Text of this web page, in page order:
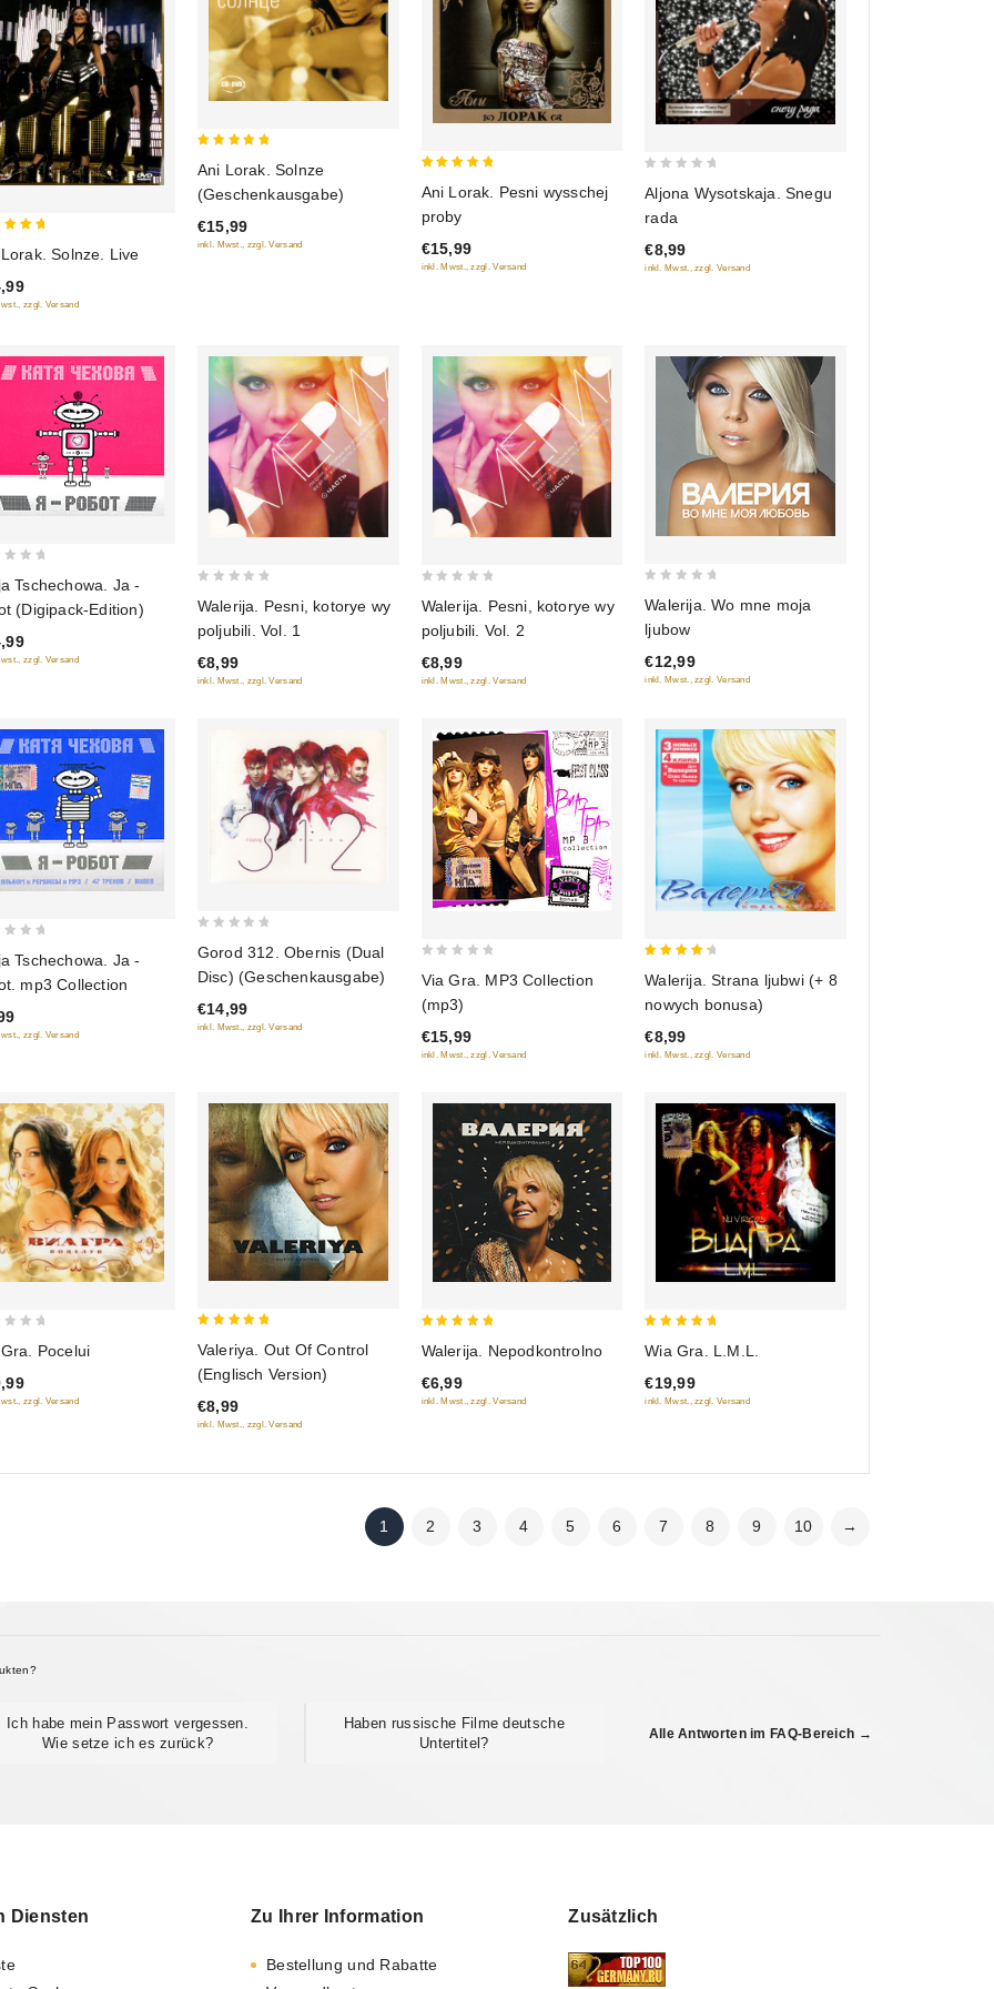
Solnze. Live
zzgl. Versand
Ani Lorak. Solnze
(Geschenkausgabe)
€15,99
inkl. Mwst., zzgl. Versand
Ani Lorak. Pesni wysschej
proby
€15,99
inkl. Mwst., zzgl. Versand
out
of
5
Aljona Wysotskaja. Snegu
rada
€8,99
inkl. Mwst., zzgl. Versand
Tschechowa. Ja -
(Digipack-Edition)
zzgl. Versand
of
5
Walerija. Pesni, kotorye wy
poljubili. Vol. 1
€8,99
inkl. Mwst., zzgl. Versand
of
5
Walerija. Pesni, kotorye wy
poljubili. Vol. 2
€8,99
inkl. Mwst., zzgl. Versand
of
5
Walerija. Wo mne moja
ljubow
€12,99
inkl. Mwst., zzgl. Versand
Tschechowa. Ja -
mp3 Collection
zzgl. Versand
of
5
Gorod 312. Obernis (Dual
Disc) (Geschenkausgabe)
€14,99
inkl. Mwst., zzgl. Versand
of
5
Via Gra. MP3 Collection
(mp3)
€15,99
inkl. Mwst., zzgl. Versand
out of 5
Walerija. Strana ljubwi (+ 8
nowych bonusa)
€8,99
inkl. Mwst., zzgl. Versand
Pocelui
zzgl. Versand
out of 5
Valeriya. Out Of Control
(Englisch Version)
€8,99
inkl. Mwst., zzgl. Versand
out of 5
Walerija. Nepodkontrolno
€6,99
inkl. Mwst., zzgl. Versand
Wia Gra. L.M.L.
€19,99
inkl. Mwst., zzgl. Versand
1 2 3 4 5 6 7 8 9 10 →
Ich habe mein Passwort vergessen.
Wie setze ich es zurück?
Haben russische Filme deutsche
Untertitel?
Alle Antworten im FAQ-Bereich →
Diensten Zu Ihrer Information
Bestellung und Rabatte
Zusätzlich